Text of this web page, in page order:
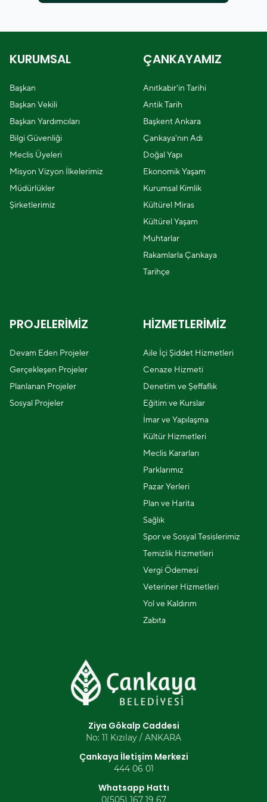
KURUMSAL
Başkan
Başkan Vekili
Başkan Yardımcıları
Bilgi Güvenliği
Meclis Üyeleri
Misyon Vizyon İlkelerimiz
Müdürlükler
Şirketlerimiz
ÇANKAYAMIZ
Anıtkabir'in Tarihi
Antik Tarih
Başkent Ankara
Çankaya'nın Adı
Doğal Yapı
Ekonomik Yaşam
Kurumsal Kimlik
Kültürel Miras
Kültürel Yaşam
Muhtarlar
Rakamlarla Çankaya
Tarihçe
PROJELERİMİZ
Devam Eden Projeler
Gerçekleşen Projeler
Planlanan Projeler
Sosyal Projeler
HİZMETLERİMİZ
Aile İçi Şiddet Hizmetleri
Cenaze Hizmeti
Denetim ve Şeffaflık
Eğitim ve Kurslar
İmar ve Yapılaşma
Kültür Hizmetleri
Meclis Kararları
Parklarımız
Pazar Yerleri
Plan ve Harita
Sağlık
Spor ve Sosyal Tesislerimiz
Temizlik Hizmetleri
Vergi Ödemesi
Veteriner Hizmetleri
Yol ve Kaldırım
Zabıta
Ziya Gökalp Caddesi
No: 11 Kızılay / ANKARA
Çankaya İletişim Merkezi
444 06 01
Whatsapp Hattı
0(505) 167 19 67